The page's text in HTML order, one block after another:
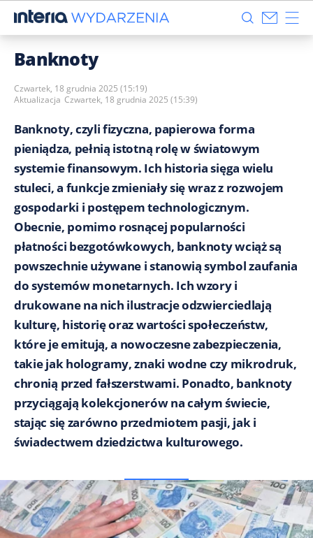
Banknoty
Czwartek, 18 grudnia 2025 (15:19)
Aktualizacja Czwartek, 18 grudnia 2025 (15:39)
Banknoty, czyli fizyczna, papierowa forma
pieniądza, pełnią istotną rolę w światowym
systemie finansowym. Ich historia sięga wielu
stuleci, a funkcje zmieniały się wraz z rozwojem
gospodarki i postępem technologicznym.
Obecnie, pomimo rosnącej popularności
płatności bezgotówkowych, banknoty wciąż są
powszechnie używane i stanowią symbol zaufania
do systemów monetarnych. Ich wzory i
drukowane na nich ilustracje odzwierciedlają
kulturę, historię oraz wartości społeczeństw,
które je emitują, a nowoczesne zabezpieczenia,
takie jak hologramy, znaki wodne czy mikrodruk,
chronią przed fałszerstwami. Ponadto, banknoty
przyciągają kolekcjonerów na całym świecie,
stając się zarówno przedmiotem pasji, jak i
świadectwem dziedzictwa kulturowego.